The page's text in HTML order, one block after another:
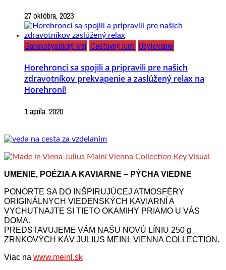
27 októbra, 2023
Banskobystrický kraj Cestovný ruch Ubytovanie
Horehronci sa spojili a pripravili pre našich
zdravotníkov prekvapenie a zaslúžený relax na
Horehroní!
1 apríla, 2020
UMENIE, POÉZIA A KAVIARNE – PÝCHA VIEDNE
PONORTE SA DO INŠPIRUJÚCEJ ATMOSFÉRY
ORIGINÁLNYCH VIEDENSKÝCH KAVIARNÍ A
VYCHUTNAJTE SI TIETO OKAMIHY PRIAMO U VÁS
DOMA.
PREDSTAVUJEME VÁM NAŠU NOVÚ LÍNIU 250 g
ZRNKOVÝCH KÁV JULIUS MEINL VIENNA COLLECTION.
Viac na www.meinl.sk